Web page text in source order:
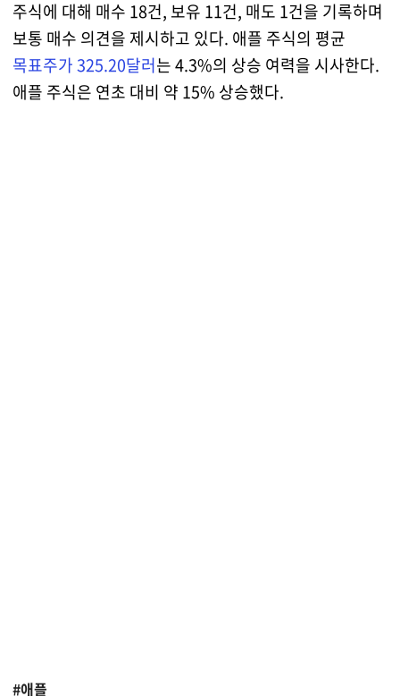
주식에 대해 매수 18건, 보유 11건, 매도 1건을 기록하며
보통 매수 의견을 제시하고 있다. 애플 주식의 평균
목표주가 325.20달러는 4.3%의 상승 여력을 시사한다.
애플 주식은 연초 대비 약 15% 상승했다.
#애플